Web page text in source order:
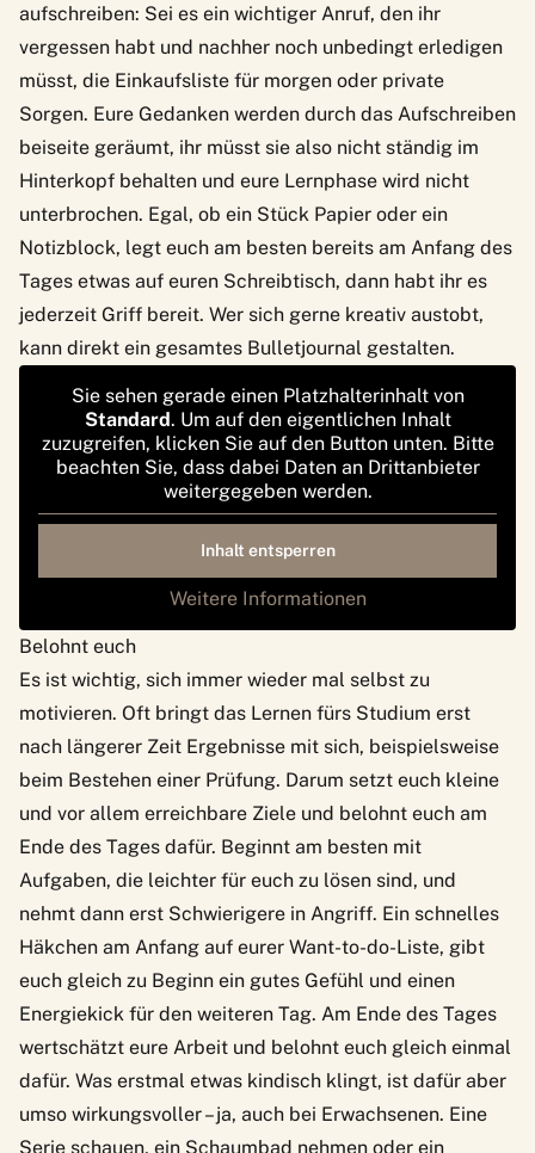
aufschreiben: Sei es ein wichtiger Anruf, den ihr
vergessen habt und nachher noch unbedingt erledigen
müsst, die Einkaufsliste für morgen oder private
Sorgen. Eure Gedanken werden durch das Aufschreiben
beiseite geräumt, ihr müsst sie also nicht ständig im
Hinterkopf behalten und eure Lernphase wird nicht
unterbrochen. Egal, ob ein Stück Papier oder ein
Notizblock, legt euch am besten bereits am Anfang des
Tages etwas auf euren Schreibtisch, dann habt ihr es
jederzeit Griff bereit. Wer sich gerne kreativ austobt,
kann direkt ein gesamtes Bulletjournal gestalten.
Sie sehen gerade einen Platzhalterinhalt von
Standard. Um auf den eigentlichen Inhalt
zuzugreifen, klicken Sie auf den Button unten. Bitte
beachten Sie, dass dabei Daten an Drittanbieter
weitergegeben werden.
Inhalt entsperren
Weitere Informationen
Belohnt euch
Es ist wichtig, sich immer wieder mal selbst zu
motivieren. Oft bringt das Lernen fürs Studium erst
nach längerer Zeit Ergebnisse mit sich, beispielsweise
beim Bestehen einer Prüfung. Darum setzt euch kleine
und vor allem erreichbare Ziele und belohnt euch am
Ende des Tages dafür. Beginnt am besten mit
Aufgaben, die leichter für euch zu lösen sind, und
nehmt dann erst Schwierigere in Angriff. Ein schnelles
Häkchen am Anfang auf eurer Want-to-do-Liste, gibt
euch gleich zu Beginn ein gutes Gefühl und einen
Energiekick für den weiteren Tag. Am Ende des Tages
wertschätzt eure Arbeit und belohnt euch gleich einmal
dafür. Was erstmal etwas kindisch klingt, ist dafür aber
umso wirkungsvoller – ja, auch bei Erwachsenen. Eine
Serie schauen, ein Schaumbad nehmen oder ein